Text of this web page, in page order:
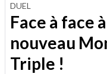
DUEL
Face à face
nouveau
Triple !